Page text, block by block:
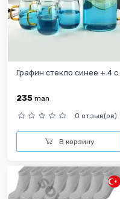
Графин стекло синее + 4 с...
235 man
0 отзыв(ов)
В корзину